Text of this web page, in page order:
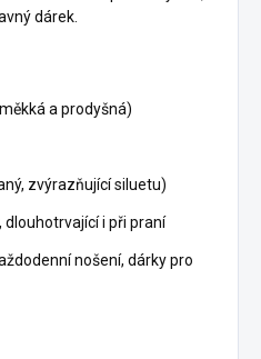
dárek.
a prodyšná)
zvýrazňující siluetu)
dlouhotrvající i při praní
nošení, dárky pro